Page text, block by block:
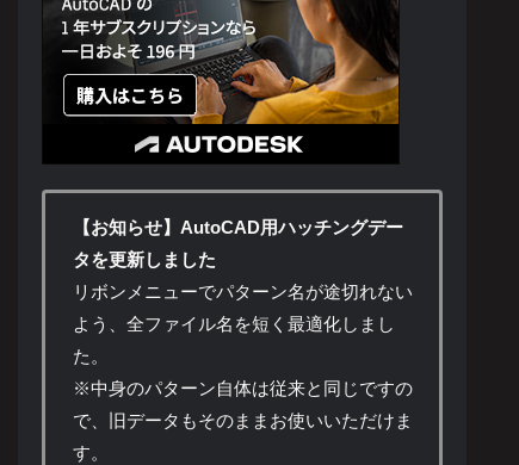
【お知らせ】AutoCAD用ハッチングデー
タを更新しました
リボンメニューでパターン名が途切れない
よう、全ファイル名を短く最適化しまし
た。
※中身のパターン自体は従来と同じですの
で、旧データもそのままお使いいただけま
す。